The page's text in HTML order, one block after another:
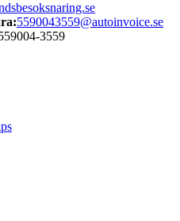
5590043559@autoinvoice.se
3559